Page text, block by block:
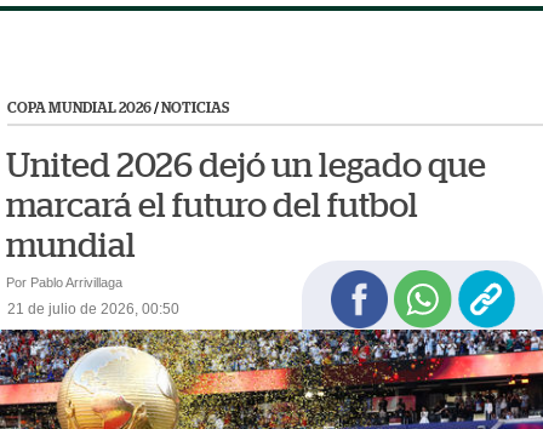
COPA MUNDIAL 2026/NOTICIAS
United 2026 dejó un legado que
marcará el futuro del futbol
mundial
Por Pablo Arrivillaga
21 de julio de 2026, 00:50